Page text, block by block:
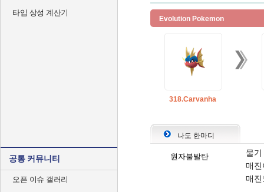
타입 상성 계산기
공통 커뮤니티
오픈 이슈 갤러리
Evolution Pokemon
318.Carvanha
나도 한마디
원자불발탄
물
매진
매진